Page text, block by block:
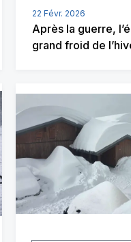
22 Févr. 2026
Après la guerre,
grand froid de